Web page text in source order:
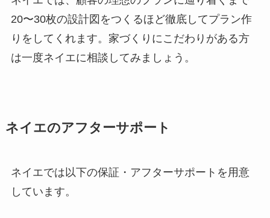
20〜30枚の設計図をつくるほど徹底してプラン作
りをしてくれます。家づくりにこだわりがある方
は一度ネイエに相談してみましょう。
ネイエのアフターサポート
ネイエでは以下の保証・アフターサポートを用意
しています。